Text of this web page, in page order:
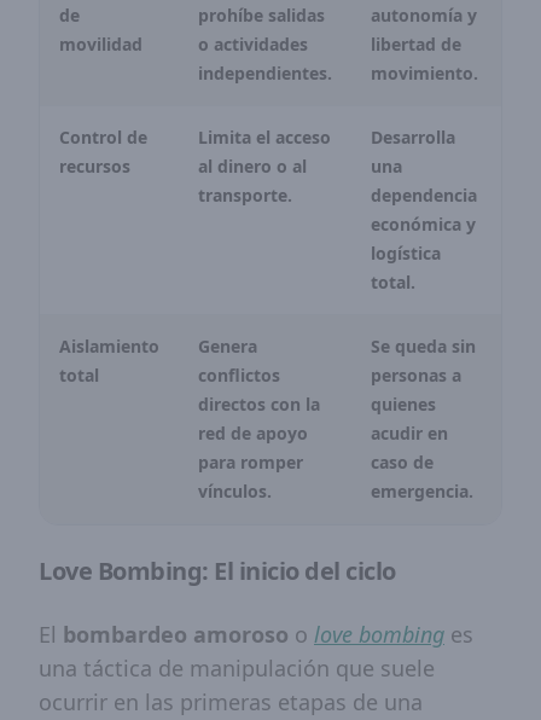
de
movilidad
prohíbe salidas
o actividades
independientes.
autonomía y
libertad de
movimiento.
Control de
recursos
Limita el acceso
al dinero o al
transporte.
Desarrolla
una
dependencia
económica y
logística
total.
Aislamiento
total
Genera
conflictos
directos con la
red de apoyo
para romper
vínculos.
Se queda sin
personas a
quienes
acudir en
caso de
emergencia.
Love Bombing: El inicio del ciclo
El bombardeo amoroso o love bombing es
una táctica de manipulación que suele
ocurrir en las primeras etapas de una